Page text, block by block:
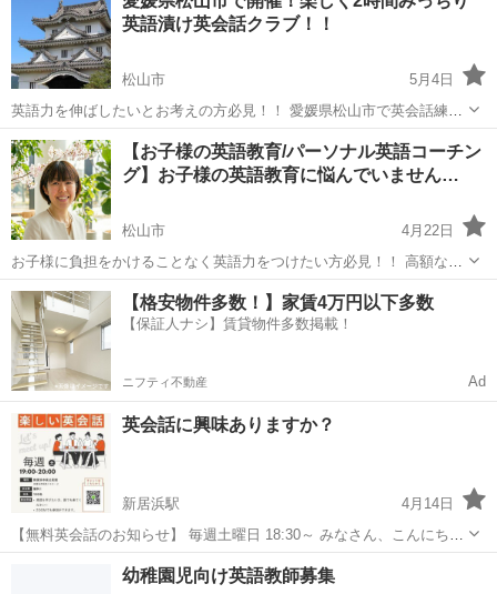
居浜市の中萩公民館で毎週の土曜日の18時30分から19時30分ありま
す。無料ですよ。楽しい時間が過...
英語漬け英会話クラブ！！
松山市
5月4日
英語力を伸ばしたいとお考えの方必見！！ 愛媛県松山市で英会話練習
できる英会話クラブを開催しております！！ 愛媛英会話クラブでは、
英会話の勉強会を開催しております。 http://www.ehimeenglish.c...
愛媛 松山市 英会話 クラブ
【お子様の英語教育/パーソナル英語コーチン
グ】お子様の英語教育に悩んでいません…
松山市
4月22日
お子様に負担をかけることなく英語力をつけたい方必見！！ 高額な英
語教材をうまく使いこなせずにいる方や、高い英会話スクールには手
が出ないけれど、子どもに英語を習得する環境を作ってあげたいと思
われている方に、ママの語りかけ...
愛媛 松山市 英会話 ママ
【格安物件多数！】家賃4万円以下多数
【保証人ナシ】賃貸物件多数掲載！
ニフティ不動産 Ad
英会話に興味ありますか？
新居浜駅
4月14日
【無料英会話のお知らせ】 毎週土曜日 18:30～ みなさん、こんにち
は！ 毎週土曜日18時半から、中萩公民館で英語教室を開催していま
す。参加費は一切かかりません！教師はネイティブスピーカーです！
新居浜市 新居浜駅 英語 公民館
幼稚園児向け英語教師募集